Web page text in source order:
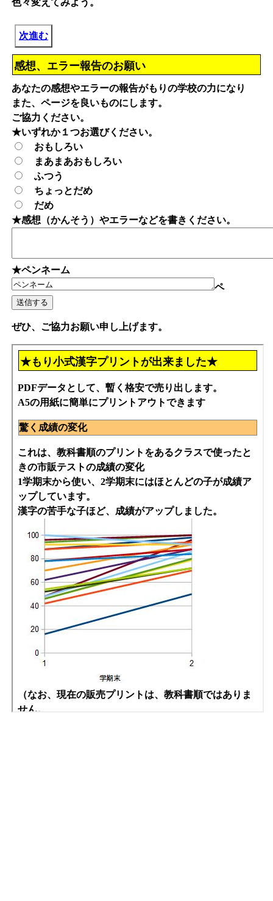
色々変えてみよう。
次進む
感想、エラー報告のお願い
あなたの感想やエラーの報告がもりの学校の力になり
また、ページを良いものにします。
ご協力ください。
★いずれか１つお選びください。
おもしろい
まあまあおもしろい
ふつう
ちょっとだめ
だめ
★感想（かんそう）やエラーなどを書きください。
★ペンネーム
ペ
ぜひ、ご協力お願い申し上げます。